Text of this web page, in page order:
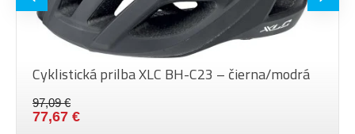
Cyklistická prilba XLC BH-C23 – čierna/modrá
97,09 €
77,67 €